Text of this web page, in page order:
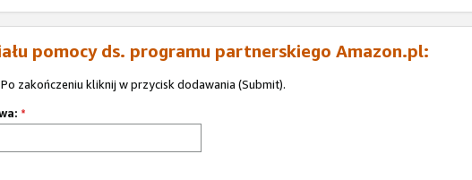
pomocy ds. programu partnerskiego Amazon.pl:
zakończeniu kliknij w przycisk dodawania (Submit).
*